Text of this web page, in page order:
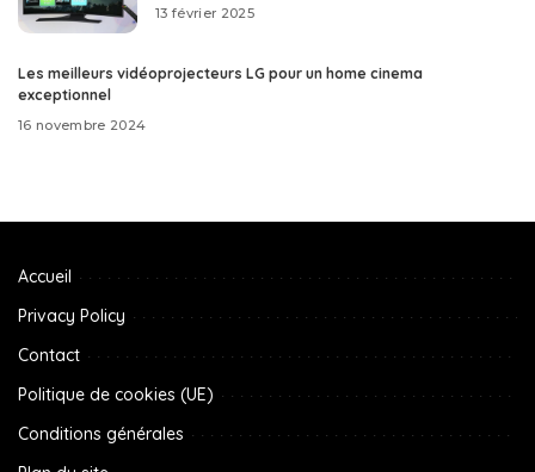
13 février 2025
Les meilleurs vidéoprojecteurs LG pour un home cinema
exceptionnel
16 novembre 2024
Accueil
Privacy Policy
Contact
Politique de cookies (UE)
Conditions générales